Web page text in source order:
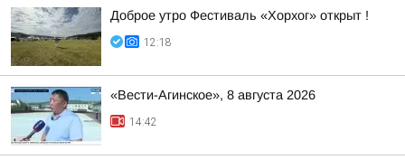
Доброе утро Фестиваль «Хорхог» открыт !
12:18
«Вести-Агинское», 8 августа 2026
14:42